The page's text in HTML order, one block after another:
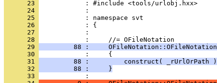
      23
      24
      25
      26
      27
            :
      28
      29
88 :
      30
      31
88 :         construct( _rUrlOrPath
      32
         88 :     }
      33